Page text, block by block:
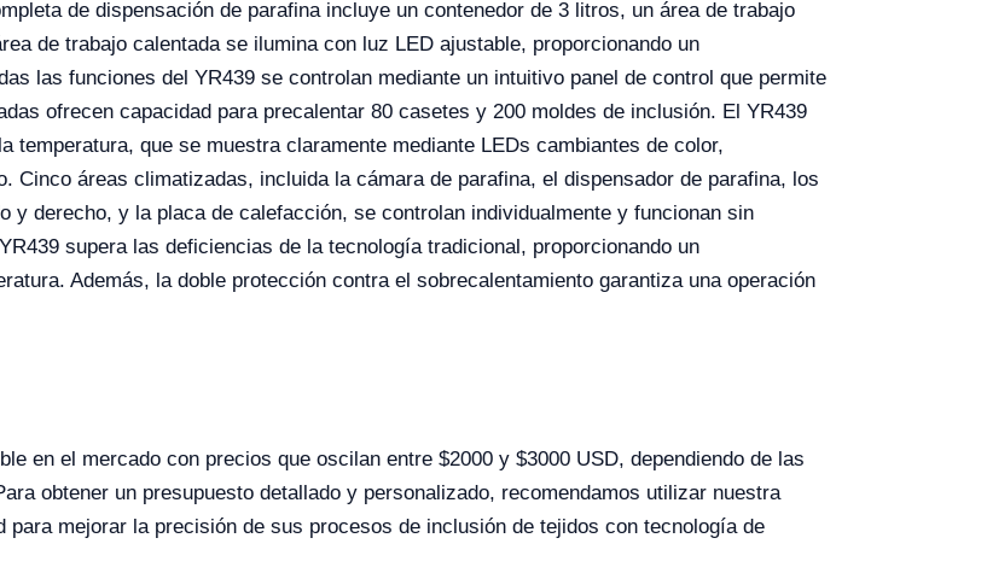
de dispensación de parafina incluye un contenedor de 3 litros, un área de trabajo
de trabajo calentada se ilumina con luz LED ajustable, proporcionando un
las funciones del YR439 se controlan mediante un intuitivo panel de control que permite
ofrecen capacidad para precalentar 80 casetes y 200 moldes de inclusión. El YR439
temperatura, que se muestra claramente mediante LEDs cambiantes de color,
Cinco áreas climatizadas, incluida la cámara de parafina, el dispensador de parafina, los
y derecho, y la placa de calefacción, se controlan individualmente y funcionan sin
supera las deficiencias de la tecnología tradicional, proporcionando un
Además, la doble protección contra el sobrecalentamiento garantiza una operación
en el mercado con precios que oscilan entre $2000 y $3000 USD, dependiendo de las
obtener un presupuesto detallado y personalizado, recomendamos utilizar nuestra
mejorar la precisión de sus procesos de inclusión de tejidos con tecnología de